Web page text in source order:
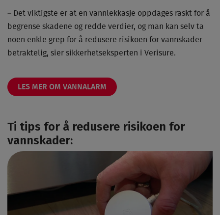
– Det viktigste er at en vannlekkasje oppdages raskt for å
begrense skadene og redde verdier, og man kan selv ta
noen enkle grep for å redusere risikoen for vannskader
betraktelig, sier sikkerhetseksperten i Verisure.
LES MER OM VANNALARM
Ti tips for å redusere risikoen for
vannskader: